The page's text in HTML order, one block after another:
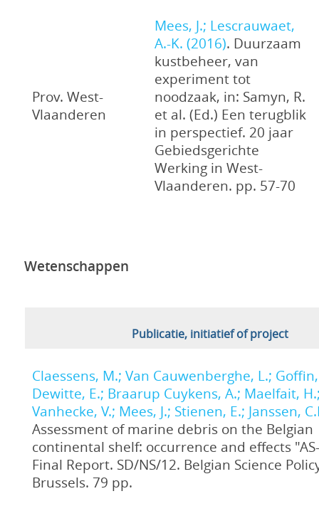
Prov. West-
Vlaanderen
Mees, J.; Lescrauwaet,
A.-K. (2016). Duurzaam
kustbeheer, van
experiment tot
noodzaak, in: Samyn, R.
et al. (Ed.) Een terugblik
in perspectief. 20 jaar
Gebiedsgerichte
Werking in West-
Vlaanderen. pp. 57-70
Wetenschappen
Publicatie, initiatief of project
Claessens, M.; Van Cauwenberghe, L.;
Dewitte, E.; Braarup Cuykens, A.; Maelfait,
Vanhecke, V.; Mees, J.; Stienen, E.; Janssen,
Assessment of marine debris on the Belgian
continental shelf: occurrence and effects
Final Report. SD/NS/12. Belgian Science
Brussels. 79 pp.